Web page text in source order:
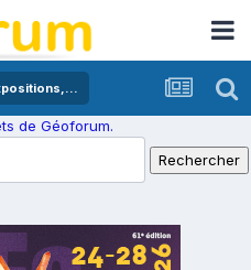
de Géoforum.